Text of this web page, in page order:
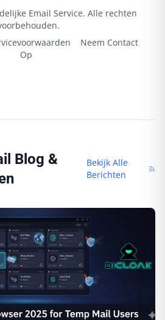
Email Service. Alle rechten
Neem Contact
Op
Blog &
Bekijk Alle
Berichten